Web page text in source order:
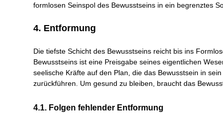
formlosen Seinspol des Bewusstseins in ein begrenztes
4. Entformung
Die tiefste Schicht des Bewusstseins reicht bis ins
Bewusstseins ist eine Preisgabe seines eigentlichen
seelische Kräfte auf den Plan, die das Bewusstsein in
zurückführen. Um gesund zu bleiben, braucht das
4.1. Folgen fehlender Entformung